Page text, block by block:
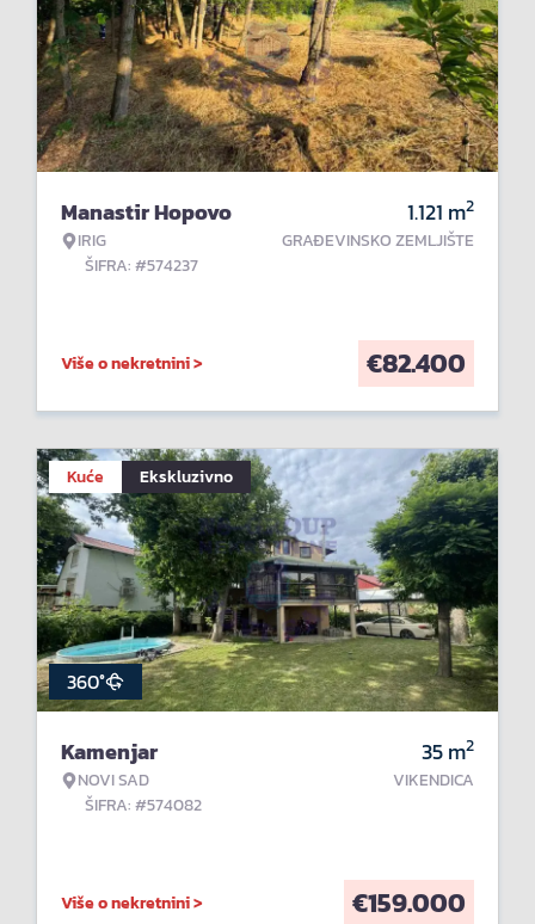
Manastir Hopovo
IRIG
ŠIFRA: #574237
1.121 m2
GRAĐEVINSKO ZEMLJIŠTE
Više o nekretnini > €82.400
Kuće Ekskluzivno
360°
Kamenjar
NOVI SAD
ŠIFRA: #574082
35m2
VIKENDICA
Više o nekretnini > €159.000